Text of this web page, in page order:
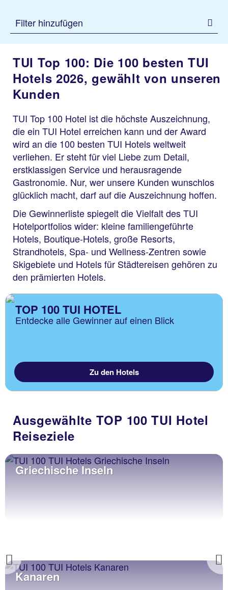
Filter hinzufügen
TUI Top 100: Die 100 besten TUI
Hotels 2026, gewählt von unseren
Kunden
TUI Top 100 Hotel ist die höchste Auszeichnung,
die ein TUI Hotel erreichen kann und der Award
wird an die 100 besten TUI Hotels weltweit
verliehen. Er steht für viel Liebe zum Detail,
erstklassigen Service und herausragende
Gastronomie. Nur, wer unsere Kunden wunschlos
glücklich macht, darf auf die Auszeichnung hoffen.
Die Gewinnerliste spiegelt die Vielfalt des TUI
Hotelportfolios wider: kleine familiengeführte
Hotels, Boutique-Hotels, große Resorts,
Strandhotels, Spa- und Wellness-Zentren sowie
Skigebiete und Hotels für Städtereisen gehören zu
den prämierten Hotels.
TOP 100 TUI HOTEL
Entdecke alle Gewinner auf einen Blick
Zu den Hotels
Ausgewählte TOP 100 TUI Hotel
Reiseziele
Previous
Griechische Inseln
Kanaren